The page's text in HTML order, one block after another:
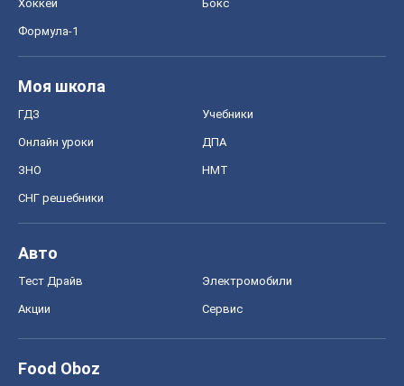
Хоккей Бокс
Формула-1
Моя школа
ГДЗ Учебники
Онлайн уроки ДПА
ЗНО НМТ
СНГ решебники
Авто
Тест Драйв Электромобили
Акции Сервис
Food Oboz